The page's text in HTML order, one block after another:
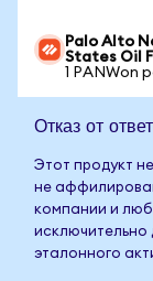
Palo Alto
States Oil
1 PANWon
Отказ от
Этот продукт
не
компании и
исключительно
эталонного